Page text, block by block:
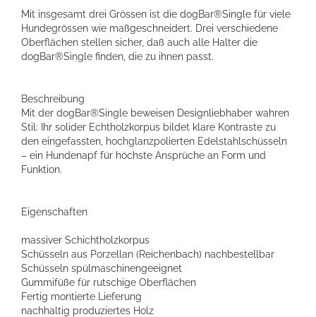
Mit insgesamt drei Grössen ist die dogBar®Single für viele
Hundegrössen wie maßgeschneidert. Drei verschiedene
Oberflächen stellen sicher, daß auch alle Halter die
dogBar®Single finden, die zu ihnen passt.
Beschreibung
Mit der dogBar®Single beweisen Designliebhaber wahren
Stil: Ihr solider Echtholzkorpus bildet klare Kontraste zu
den eingefassten, hochglanzpolierten Edelstahlschüsseln
– ein Hundenapf für höchste Ansprüche an Form und
Funktion.
Eigenschaften
massiver Schichtholzkorpus
Schüsseln aus Porzellan (Reichenbach) nachbestellbar
Schüsseln spülmaschinengeeignet
Gummifüße für rutschige Oberflächen
Fertig montierte Lieferung
nachhaltig produziertes Holz